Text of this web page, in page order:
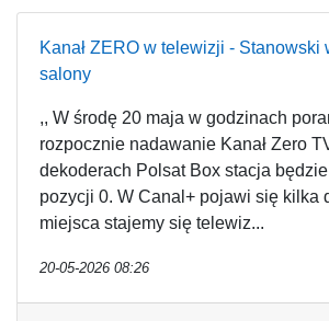
Kanał ZERO w telewizji - Stanowski
salony
,, W środę 20 maja w godzinach
rozpocznie nadawanie Kanał Zero
dekoderach Polsat Box stacja
pozycji 0. W Canal+ pojawi się kilka
miejsca stajemy się telewiz...
20-05-2026 08:26